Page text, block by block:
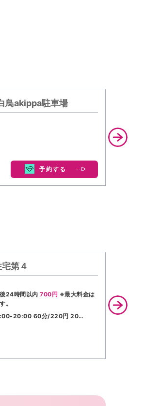
鳥akippa駐車場
予約する
450円
第４
24時間以内 700円 ※最大料金は
。
20:00 60分/220円 20…
繰り返し適